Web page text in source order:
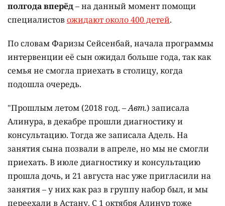
полгода вперёд– на данный момент помощи
специалистовожидают около 400 детей.
По словам Фаризы Сейсенбай, начала программы
интервенции её сын ожидал больше года, так как
семья не смогла приехать в столицу, когда
подошла очередь.
"Прошлым летом (2018 год. –Авт.) записала
Алинура, в декабре прошли диагностику и
консультацию. Тогда же записала Адель. На
занятия сына позвали в апреле, но мы не смогли
приехать. В июле диагностику и консультацию
прошла дочь, и 21 августа нас уже пригласили на
занятия – у них как раз в группу набор был, и мы
переехали в Астану. С 1 октября Алинур тоже